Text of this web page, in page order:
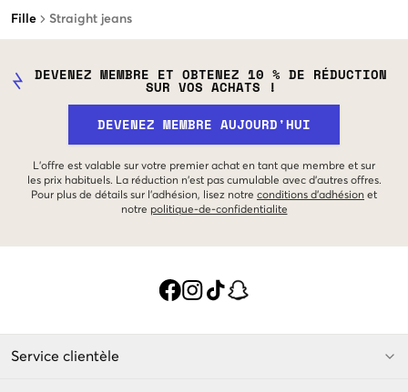
Fille Straight jeans
DEVENEZ MEMBRE ET OBTENEZ 10 % DE RÉDUCTION
SUR VOS ACHATS !
DEVENEZ MEMBRE AUJOURD'HUI
L'offre est valable sur votre premier achat en tant que membre et sur
les prix habituels. La réduction n'est pas cumulable avec d'autres offres.
Pour plus de détails sur l'adhésion, lisez notre conditions d'adhésion et
notre politique-de-confidentialite
Service clientèle